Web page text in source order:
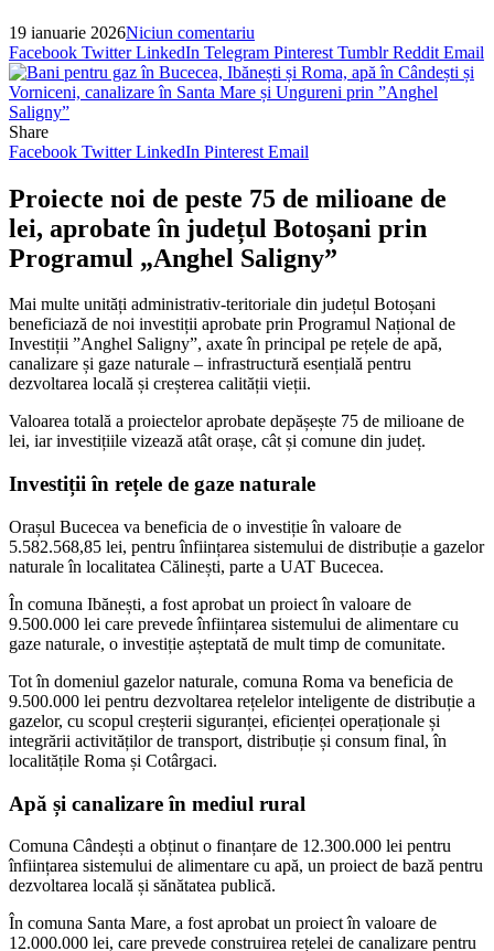
19 ianuarie 2026Niciun comentariu
Facebook Twitter LinkedIn Telegram Pinterest Tumblr Reddit Email
Share
Facebook Twitter LinkedIn Pinterest Email
Proiecte noi de peste 75 de milioane de
lei, aprobate în județul Botoșani prin
Programul „Anghel Saligny”
Mai multe unități administrativ-teritoriale din județul Botoșani
beneficiază de noi investiții aprobate prin Programul Național de
Investiții ”Anghel Saligny”, axate în principal pe rețele de apă,
canalizare și gaze naturale – infrastructură esențială pentru
dezvoltarea locală și creșterea calității vieții.
Valoarea totală a proiectelor aprobate depășește 75 de milioane de
lei, iar investițiile vizează atât orașe, cât și comune din județ.
Investiții în rețele de gaze naturale
Orașul Bucecea va beneficia de o investiție în valoare de
5.582.568,85 lei, pentru înființarea sistemului de distribuție a gazelor
naturale în localitatea Călinești, parte a UAT Bucecea.
În comuna Ibănești, a fost aprobat un proiect în valoare de
9.500.000 lei care prevede înființarea sistemului de alimentare cu
gaze naturale, o investiție așteptată de mult timp de comunitate.
Tot în domeniul gazelor naturale, comuna Roma va beneficia de
9.500.000 lei pentru dezvoltarea rețelelor inteligente de distribuție a
gazelor, cu scopul creșterii siguranței, eficienței operaționale și
integrării activităților de transport, distribuție și consum final, în
localitățile Roma și Cotârgaci.
Apă și canalizare în mediul rural
Comuna Cândești a obținut o finanțare de 12.300.000 lei pentru
înființarea sistemului de alimentare cu apă, un proiect de bază pentru
dezvoltarea locală și sănătatea publică.
În comuna Santa Mare, a fost aprobat un proiect în valoare de
12.000.000 lei, care prevede construirea rețelei de canalizare pentru